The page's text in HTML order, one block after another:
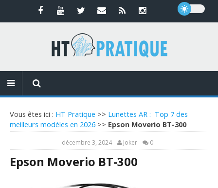
Vous êtes ici : HT Pratique >> Lunettes AR : Top 7 des
meilleurs modèles en 2026 >> Epson Moverio BT-300
décembre 3, 2024 Joker 0
Epson Moverio BT-300